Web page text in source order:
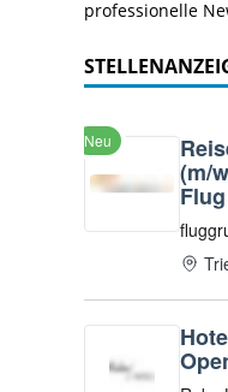
professionelle